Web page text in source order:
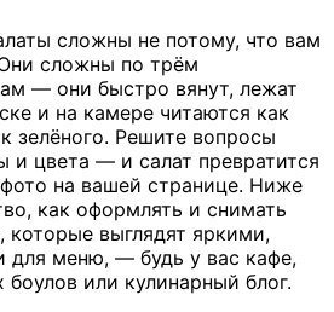
сложны не потому, что вам
Они сложны по трём
— они быстро вянут, лежат
и на камере читаются как
зелёного. Решите вопросы
и цвета — и салат превратится
на вашей странице. Ниже
как оформлять и снимать
которые выглядят яркими,
для меню, — будь у вас кафе,
или кулинарный блог.